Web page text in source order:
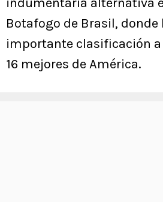
indumentaria alternativa
Botafogo de Brasil, donde
importante clasificación a
16 mejores de América.